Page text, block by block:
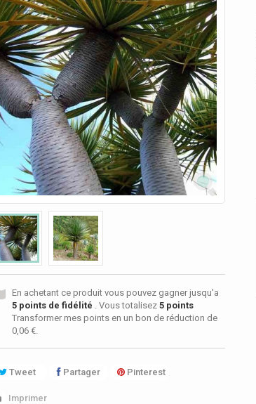
En achetant ce produit vous pouvez gagner jusqu'a
5 points de fidélité . Vous totalisez 5 points
Transformer mes points en un bon de réduction de
0,06 €
Tweet Partager Pinterest
Imprimer